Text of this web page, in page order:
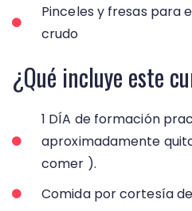
Pinceles y fresas para
crudo
¿Qué incluye este
1 DÍA de formación
aproximadamente
comer ).
Comida por cortesía